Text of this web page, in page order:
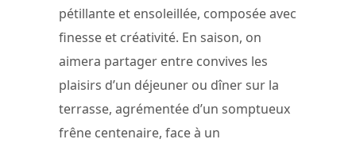
pétillante et ensoleillée, composée avec
finesse et créativité. En saison, on
aimera partager entre convives les
plaisirs d’un déjeuner ou dîner sur la
terrasse, agrémentée d’un somptueux
frêne centenaire, face à un